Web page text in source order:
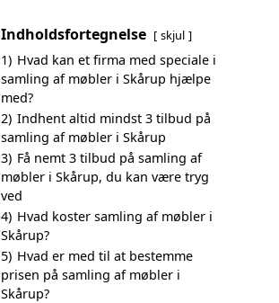
Indholdsfortegnelse skjul
1) Hvad kan et firma med speciale i
samling af møbler i Skårup hjælpe
med?
2) Indhent altid mindst 3 tilbud på
samling af møbler i Skårup
3) Få nemt 3 tilbud på samling af
møbler i Skårup, du kan være tryg
ved
4) Hvad koster samling af møbler i
Skårup?
5) Hvad er med til at bestemme
prisen på samling af møbler i
Skårup?